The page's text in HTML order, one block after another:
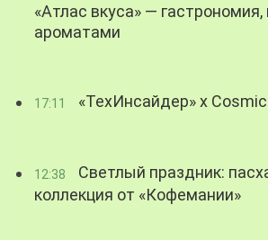
«Атлас вкуса» —
ароматами
17:11 «ТехИнсайдер» х
12:38
Светлый праздник:
коллекция от «Кофемании»